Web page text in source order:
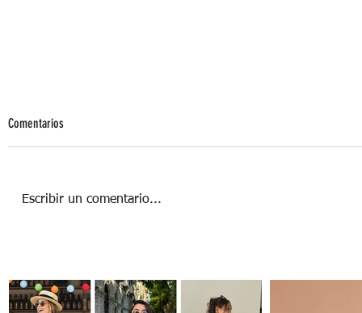
Comentarios
Escribir un comentario...